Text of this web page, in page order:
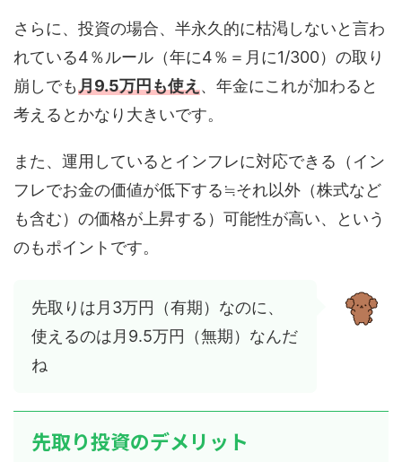
さらに、投資の場合、半永久的に枯渇しないと言わ
れている4％ルール（年に4％＝月に1/300）の取り
崩しでも月9.5万円も使え、年金にこれが加わると
考えるとかなり大きいです。
また、運用しているとインフレに対応できる（イン
フレでお金の価値が低下する≒それ以外（株式など
も含む）の価格が上昇する）可能性が高い、という
のもポイントです。
先取りは月3万円（有期）なのに、
使えるのは月9.5万円（無期）なんだ
ね
先取り投資のデメリット